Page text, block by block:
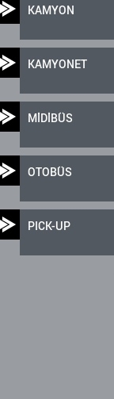
KAMYON
KAMYONET
MİDİBÜS
OTOBÜS
PICK-UP